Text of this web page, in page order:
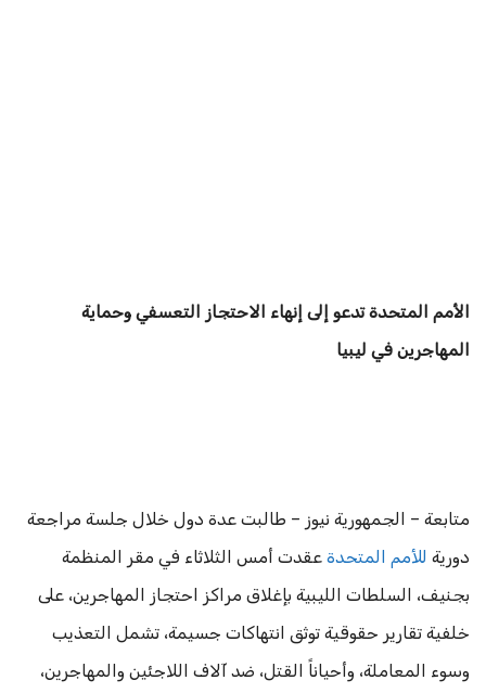
الأمم المتحدة تدعو إلى إنهاء الاحتجاز التعسفي وحماية
المهاجرين في ليبيا
متابعة – الجمهورية نيوز – طالبت عدة دول خلال جلسة مراجعة
دورية للأمم المتحدة عقدت أمس الثلاثاء في مقر المنظمة
بجنيف، السلطات الليبية بإغلاق مراكز احتجاز المهاجرين، على
خلفية تقارير حقوقية توثق انتهاكات جسيمة، تشمل التعذيب
وسوء المعاملة، وأحياناً القتل، ضد آلاف اللاجئين والمهاجرين،